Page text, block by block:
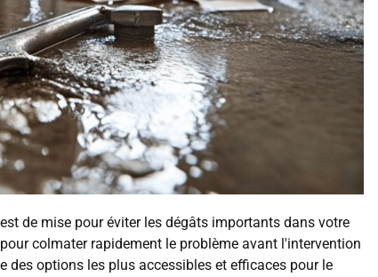
de mise pour éviter les dégâts importants dans votre
colmater rapidement le problème avant l'intervention
options les plus accessibles et efficaces pour le